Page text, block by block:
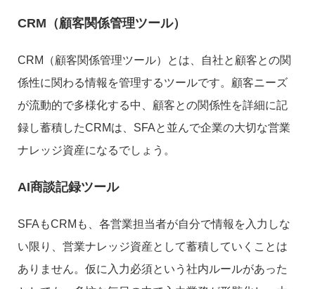
CRM（顧客関係管理ツール）
CRM（顧客関係管理ツール）とは、自社と顧客との関
係性に関わる情報を管理するツールです。顧客ニーズ
が流動的で多様化する中、顧客との関係性を詳細に記
録し蓄積したCRMは、SFAと並んで企業の大切な営業
ナレッジ資産になるでしょう。
AI商談記録ツール
SFAもCRMも、各営業担当者が自分で情報を入力しな
い限り、営業ナレッジ資産として蓄積していくことは
ありません。仮に入力必須という社内ルールがあった